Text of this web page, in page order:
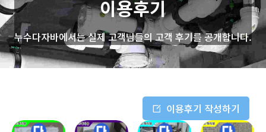
이용후기
누수다자바에서는 실제 고객님들의 고객 후기를 공개합니다.
이용후기 작성하기